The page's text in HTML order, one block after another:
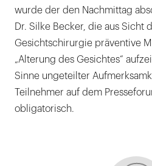
wurde der den Nachmittag
Dr. Silke Becker, die aus Sicht
Gesichtschirurgie präventive
„Alterung des Gesichtes“
Sinne ungeteilter
Teilnehmer auf dem
obligatorisch.